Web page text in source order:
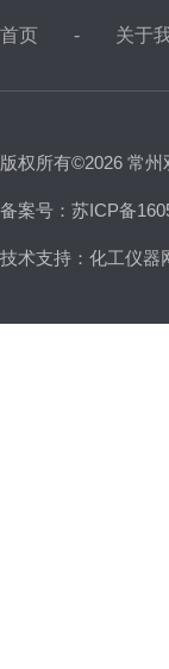
首页 关于
版权所有©2026 常
备案号：苏ICP备
技术支持： 化工仪器